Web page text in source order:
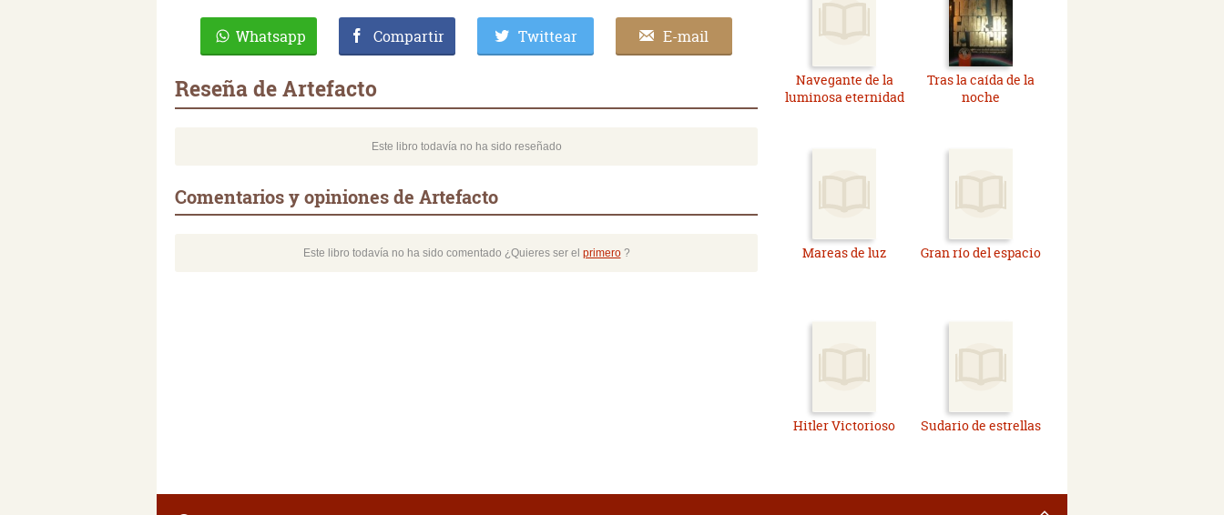
Whatsapp Compartir Twittear E-mail
Reseña de Artefacto
Este libro todavía no ha sido reseñado
Comentarios y opiniones de Artefacto
Este libro todavía no ha sido comentado ¿Quieres ser el primero?
Navegante de la
luminosa eternidad
Tras la caída de la
noche
Mareas de luz Gran río del espacio
Hitler Victorioso Sudario de estrellas